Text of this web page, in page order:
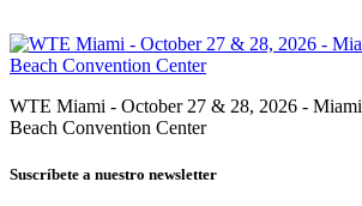
WTE Miami - October 27 & 28, 2026 - Miami
Beach Convention Center
Suscríbete a nuestro newsletter